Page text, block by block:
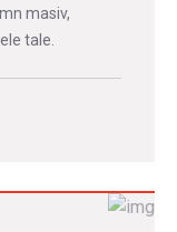
masiv,
tale.